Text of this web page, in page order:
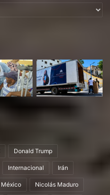
Donald Trump
Internacional Irán
México Nicolás Maduro